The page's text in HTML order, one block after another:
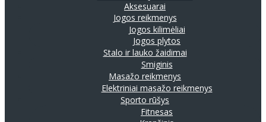
Aksesuarai
Jogos reikmenys
Jogos kilimėliai
Jogos plytos
Stalo ir lauko žaidimai
Smiginis
Masažo reikmenys
Elektriniai masažo reikmenys
Sporto rūšys
Fitnesas